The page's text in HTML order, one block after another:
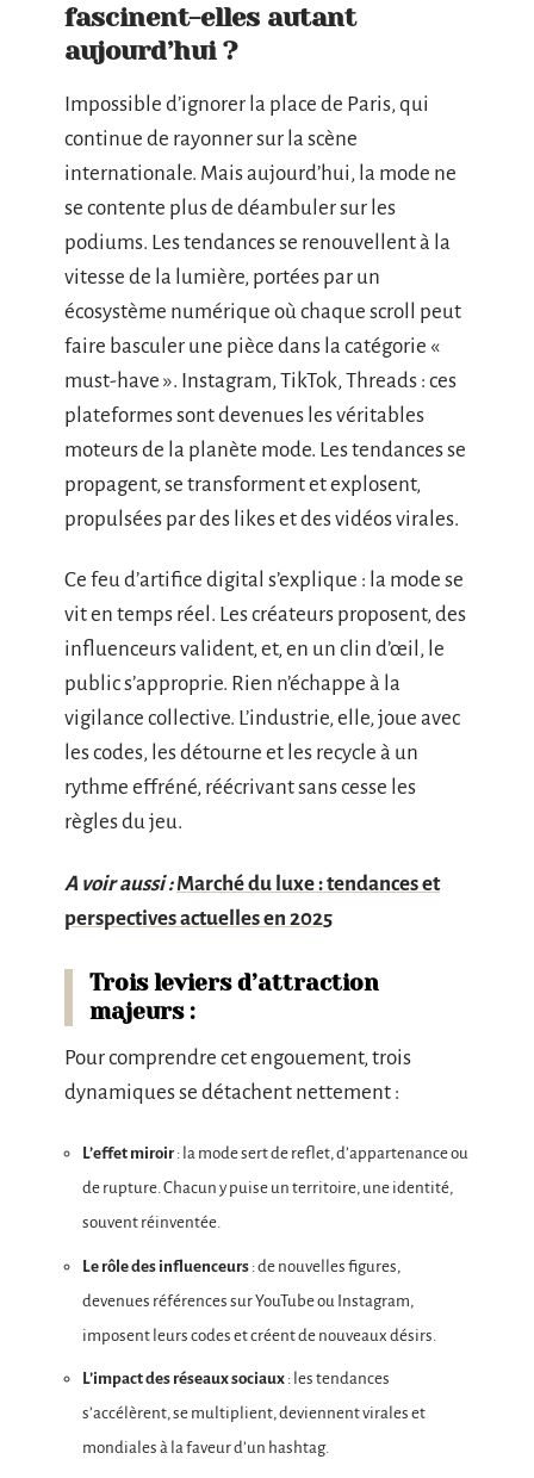
fascinent-elles autant
aujourd’hui ?
Impossible d’ignorer la place de Paris, qui
continue de rayonner sur la scène
internationale. Mais aujourd’hui, la mode ne
se contente plus de déambuler sur les
podiums. Les tendances se renouvellent à la
vitesse de la lumière, portées par un
écosystème numérique où chaque scroll peut
faire basculer une pièce dans la catégorie «
must-have ». Instagram, TikTok, Threads : ces
plateformes sont devenues les véritables
moteurs de la planète mode. Les tendances se
propagent, se transforment et explosent,
propulsées par des likes et des vidéos virales.
Ce feu d’artifice digital s’explique : la mode se
vit en temps réel. Les créateurs proposent, des
influenceurs valident, et, en un clin d’œil, le
public s’approprie. Rien n’échappe à la
vigilance collective. L’industrie, elle, joue avec
les codes, les détourne et les recycle à un
rythme effréné, réécrivant sans cesse les
règles du jeu.
A voir aussi : Marché du luxe : tendances et
perspectives actuelles en 2025
Trois leviers d’attraction
majeurs :
Pour comprendre cet engouement, trois
dynamiques se détachent nettement :
L’effet miroir: la mode sert de reflet, d’appartenance ou
de rupture. Chacun y puise un territoire, une identité,
souvent réinventée.
Le rôle des influenceurs : de nouvelles figures,
devenues références sur YouTube ou Instagram,
imposent leurs codes et créent de nouveaux désirs.
L’impact des réseaux sociaux : les tendances
s’accélèrent, se multiplient, deviennent virales et
mondiales à la faveur d’un hashtag.